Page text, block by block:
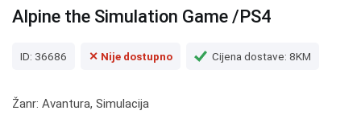
Alpine the Simulation Game /PS4
ID: 36686 ✕ Nije dostupno Cijena dostave: 8KM
Žanr: Avantura, Simulacija